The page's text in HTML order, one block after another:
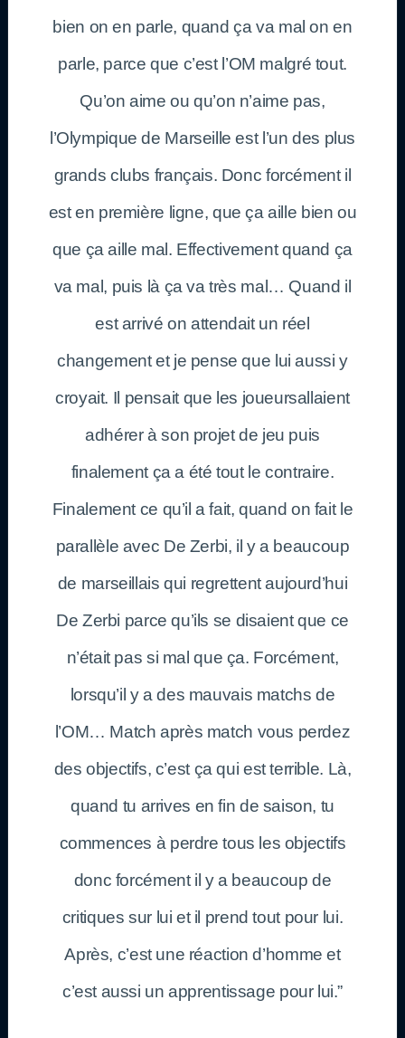
bien on en parle, quand ça va mal on en
parle, parce que c’est l’OM malgré tout.
Qu’on aime ou qu’on n’aime pas,
l’Olympique de Marseille est l’un des plus
grands clubs français. Donc forcément il
est en première ligne, que ça aille bien ou
que ça aille mal. Effectivement quand ça
va mal, puis là ça va très mal… Quand il
est arrivé on attendait un réel
changement et je pense que lui aussi y
croyait. Il pensait que les joueursallaient
adhérer à son projet de jeu puis
finalement ça a été tout le contraire.
Finalement ce qu’il a fait, quand on fait le
parallèle avec De Zerbi, il y a beaucoup
de marseillais qui regrettent aujourd’hui
De Zerbi parce qu’ils se disaient que ce
n’était pas si mal que ça. Forcément,
lorsqu’il y a des mauvais matchs de
l’OM… Match après match vous perdez
des objectifs, c’est ça qui est terrible. Là,
quand tu arrives en fin de saison, tu
commences à perdre tous les objectifs
donc forcément il y a beaucoup de
critiques sur lui et il prend tout pour lui.
Après, c’est une réaction d’homme et
c’est aussi un apprentissage pour lui.”